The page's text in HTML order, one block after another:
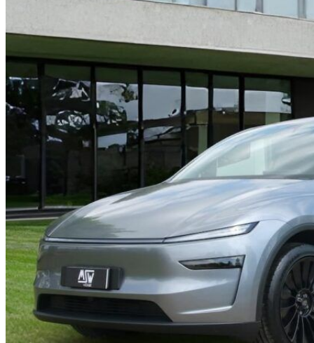
CHI SIAMO
CHI SIAMO
INTERAGIAMO!